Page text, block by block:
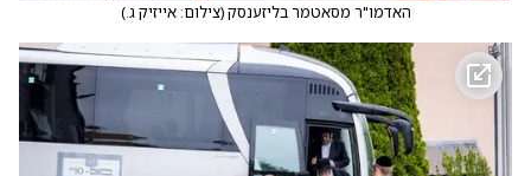
האדמו"ר מסאטמר בליזענסק(צילום: אייזיק ג.)